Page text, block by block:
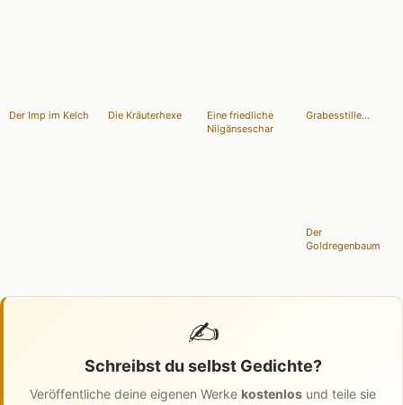
Der Imp im Kelch Die Kräuterhexe
Eine friedliche
Nilgänseschar
Grabesstille...
Der
Goldregenbaum
✍️
Schreibst du selbst Gedichte?
Veröffentliche deine eigenen Werke kostenlos und teile sie